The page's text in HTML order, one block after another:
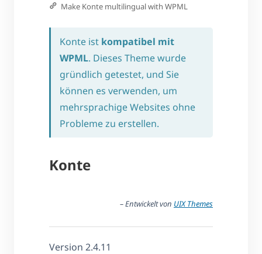
Make Konte multilingual with WPML
Konte ist kompatibel mit
WPML. Dieses Theme wurde
gründlich getestet, und Sie
können es verwenden, um
mehrsprachige Websites ohne
Probleme zu erstellen.
Konte
– Entwickelt von UIX Themes
Version 2.4.11